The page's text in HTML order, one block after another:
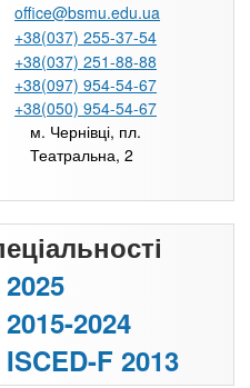
office@bsmu.edu.ua
+38(037) 255-37-54
+38(037) 251-88-88
+38(097) 954-54-67
+38(050) 954-54-67
м. Чернівці, пл.
Театральна, 2
2024
F 2013